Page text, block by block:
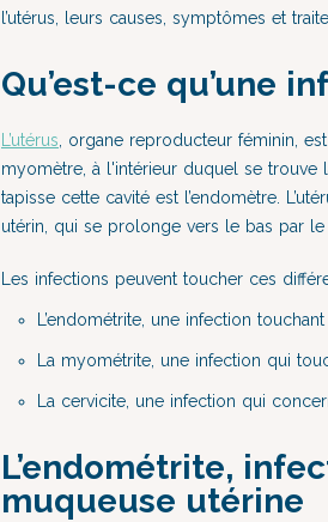
l’utérus, leurs causes, symptômes et
Qu’est-ce qu’une
L’utérus , organe reproducteur féminin,
myomètre, à l'intérieur duquel se trouve
tapisse cette cavité est l’endomètre.
utérin, qui se prolonge vers le bas par le
Les infections peuvent toucher ces
L’endométrite, une infection
La myométrite, une infection qui
La cervicite, une infection qui
L’endométrite,
muqueuse utérine